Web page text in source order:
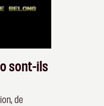
sont-ils
de